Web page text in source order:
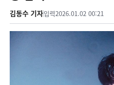
김동수 기자입력2026.01.02 00:21